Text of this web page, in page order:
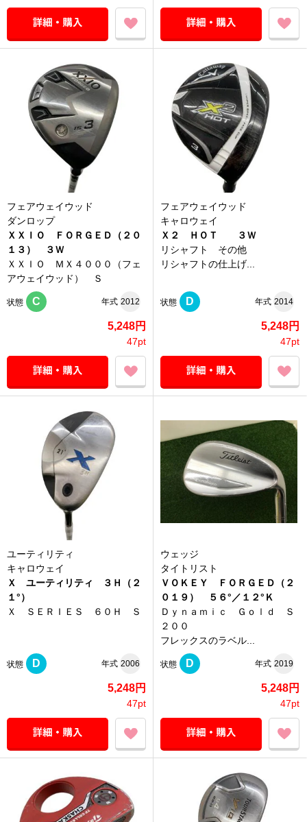
フェアウェイウッド
ダンロップ
ＸＸＩＯ ＦＯＲＧＥＤ（２０
１３） ３Ｗ
ＸＸＩＯ ＭＸ４０００（フェ
アウェイウッド） Ｓ
状態 C 年式 2012
5,248円
47pt
フェアウェイウッド
キャロウェイ
Ｘ２ ＨＯＴ ３Ｗ
リシャフト その他
リシャフトの仕上げ...
状態 D 年式 2014
5,248円
47pt
ユーティリティ
キャロウェイ
Ｘ ユーティリティ ３Ｈ（２
１°）
Ｘ ＳＥＲＩＥＳ ６０Ｈ Ｓ
状態 D 年式 2006
5,248円
47pt
ウェッジ
タイトリスト
ＶＯＫＥＹ ＦＯＲＧＥＤ（２
０１９） ５６°／１２°Ｋ
Ｄｙｎａｍｉｃ Ｇｏｌｄ Ｓ
２００
フレックスのラベル...
状態 D 年式 2019
5,248円
47pt